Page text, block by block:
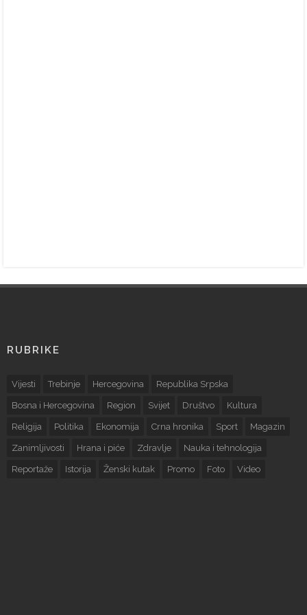
RUBRIKE
Vijesti Trebinje Hercegovina Republika Srpska
Bosna i Hercegovina Region Svijet Društvo Kultura
Religija Politika Ekonomija Crna hronika Sport Magazin
Zanimljivosti Hrana i piće Zdravlje Nauka i tehnologija
Reportaže Istorija Ženski kutak Promo Foto Video